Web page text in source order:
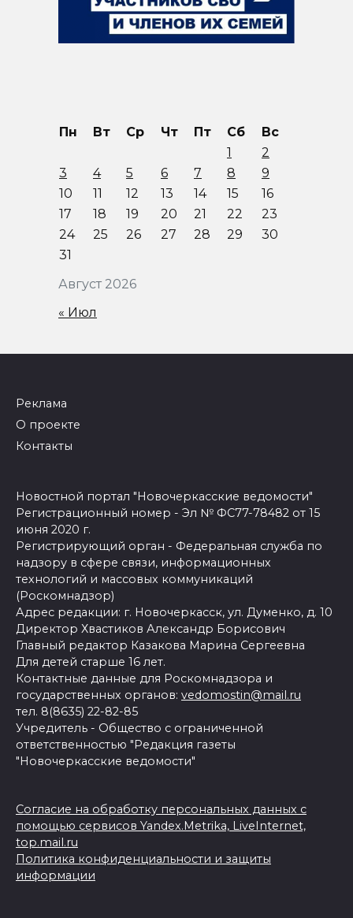
Август 2026
Пн Вт Ср Чт Пт Сб
Вс
1
2
3
4 5 6 7 8
9
10
11 12 13 14 15
16
17
18 19 20 21 22
23
24
25 26 27 28 29
30
31
« Июл
Реклама
О проекте
Контакты
Новостной портал "Новочеркасские ведомости"
Регистрационный номер - Эл № ФС77-78482 от 15
июня 2020 г.
Регистрирующий орган - Федеральная служба по
надзору в сфере связи, информационных
технологий и массовых коммуникаций
(Роскомнадзор)
Адрес редакции: г. Новочеркасск, ул. Думенко, д. 10
Директор Хвастиков Александр Борисович
Главный редактор Казакова Марина Сергеевна
Для детей старше 16 лет.
Контактные данные для Роскомнадзора и
государственных органов: vedomostin@mail.ru
тел. 8(8635) 22-82-85
Учредитель - Общество с ограниченной
ответственностью "Редакция газеты
"Новочеркасские ведомости"
Согласие на обработку персональных данных с
помощью сервисов Yandex.Metrika, LiveInternet,
top.mail.ru
Политика конфиденциальности и защиты
информации